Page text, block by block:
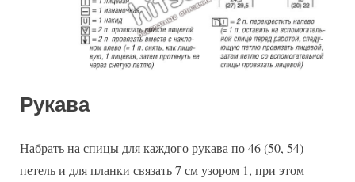
Рукава
Набрать на спицы для каждого рукава по 46 (50, 54)
петель и для планки связать 7 см узором 1, при этом